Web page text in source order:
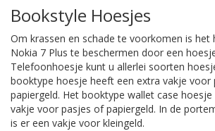
Bookstyle Hoesjes
Om krassen en schade te voorkomen is het
Nokia 7 Plus te beschermen door een
Telefoonhoesje kunt u allerlei soorten
booktype hoesje heeft een extra vakje voor
papiergeld. Het booktype wallet case
vakje voor pasjes of papiergeld. In de
is er een vakje voor kleingeld.